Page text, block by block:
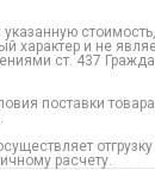
характер и не
ст. 437
поставки
расчету.